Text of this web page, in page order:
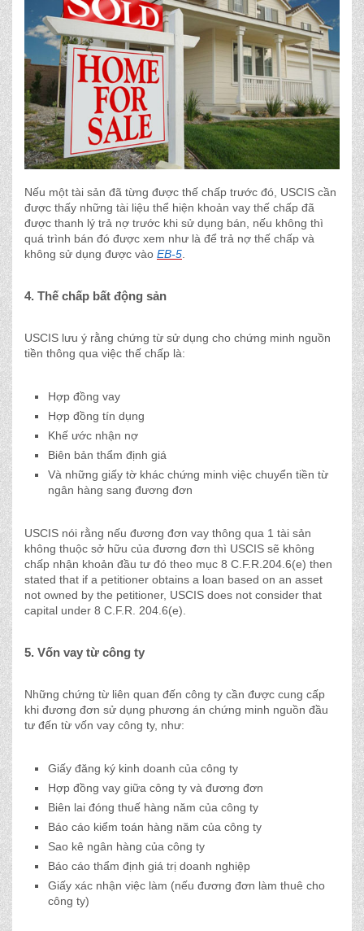
Nếu một tài sản đã từng được thế chấp trước đó, USCIS cần
được thấy những tài liệu thể hiện khoản vay thế chấp đã
được thanh lý trả nợ trước khi sử dụng bán, nếu không thì
quá trình bán đó được xem như là để trả nợ thế chấp và
không sử dụng được vào EB-5
4. Thế chấp bất động sản
USCIS lưu ý rằng chứng từ sử dụng cho chứng minh nguồn
tiền thông qua việc thế chấp là:
Hợp đồng vay
Hợp đồng tín dụng
Khế ước nhận nợ
Biên bản thẩm định giá
Và những giấy tờ khác chứng minh việc chuyển tiền từ
ngân hàng sang đương đơn
USCIS nói rằng nếu đương đơn vay thông qua 1 tài sản
không thuộc sở hữu của đương đơn thì USCIS sẽ không
chấp nhận khoản đầu tư đó theo mục 8 C.F.R.204.6(e) then
stated that if a petitioner obtains a loan based on an asset
not owned by the petitioner, USCIS does not consider that
capital under 8 C.F.R. 204.6(e).
5. Vốn vay từ công ty
Những chứng từ liên quan đến công ty cần được cung cấp
khi đương đơn sử dụng phương án chứng minh nguồn đầu
tư đến từ vốn vay công ty, như:
Giấy đăng ký kinh doanh của công ty
Hợp đồng vay giữa công ty và đương đơn
Biên lai đóng thuế hàng năm của công ty
Báo cáo kiểm toán hàng năm của công ty
Sao kê ngân hàng của công ty
Báo cáo thẩm định giá trị doanh nghiệp
Giấy xác nhận việc làm (nếu đương đơn làm thuê cho
công ty)